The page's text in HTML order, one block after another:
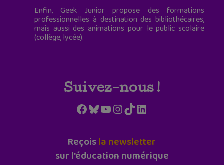
Enfin, Geek Junior propose des formations
professionnelles à destination des bibliothécaires,
mais aussi des animations pour le public scolaire
(collège, lycée).
Suivez-nous !
Facebook
Bluesky
YouTube
Instagram
TikTokLinkedIn
Reçoisla newsletter
sur l'éducation numérique